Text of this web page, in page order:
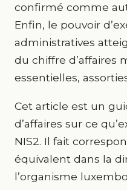
confirmé comme
Enfin, le pouvoir
administratives
du chiffre d’affaires
essentielles,
Cet article est un
d’affaires sur ce
NIS2. Il fait
équivalent dans la
l’organisme